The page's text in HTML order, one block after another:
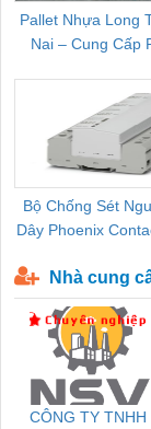
Pallet Nhựa Long
Nai – Cung Cấp
Bộ Chống Sét
Dây Phoenix
Nhà cung
CÔNG TY TNHH